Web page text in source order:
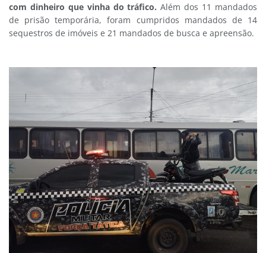
com dinheiro que vinha do tráfico.Além dos 11 mandados
de prisão temporária, foram cumpridos mandados de 14
sequestros de imóveis e 21 mandados de busca e apreensão.